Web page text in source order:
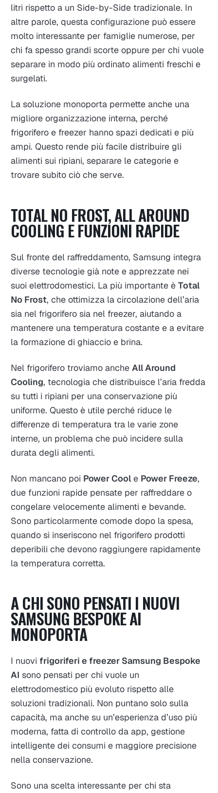
litri rispetto a un Side-by-Side tradizionale. In
altre parole, questa configurazione può essere
molto interessante per famiglie numerose, per
chi fa spesso grandi scorte oppure per chi vuole
separare in modo più ordinato alimenti freschi e
surgelati.
La soluzione monoporta permette anche una
migliore organizzazione interna, perché
frigorifero e freezer hanno spazi dedicati e più
ampi. Questo rende più facile distribuire gli
alimenti sui ripiani, separare le categorie e
trovare subito ciò che serve.
TOTAL NO FROST, ALL AROUND
COOLING E FUNZIONI RAPIDE
Sul fronte del raffreddamento, Samsung integra
diverse tecnologie già note e apprezzate nei
suoi elettrodomestici. La più importante èTotal
No Frost, che ottimizza la circolazione dell’aria
sia nel frigorifero sia nel freezer, aiutando a
mantenere una temperatura costante e a evitare
la formazione di ghiaccio e brina.
Nel frigorifero troviamo ancheAll Around
Cooling, tecnologia che distribuisce l’aria fredda
su tutti i ripiani per una conservazione più
uniforme. Questo è utile perché riduce le
differenze di temperatura tra le varie zone
interne, un problema che può incidere sulla
durata degli alimenti.
Non mancano poi Power Cool e Power Freeze,
due funzioni rapide pensate per raffreddare o
congelare velocemente alimenti e bevande.
Sono particolarmente comode dopo la spesa,
quando si inseriscono nel frigorifero prodotti
deperibili che devono raggiungere rapidamente
la temperatura corretta.
A CHI SONO PENSATI I NUOVI
SAMSUNG BESPOKE AI
MONOPORTA
I nuovi frigoriferi e freezer Samsung Bespoke
AI sono pensati per chi vuole un
elettrodomestico più evoluto rispetto alle
soluzioni tradizionali. Non puntano solo sulla
capacità, ma anche su un’esperienza d’uso più
moderna, fatta di controllo da app, gestione
intelligente dei consumi e maggiore precisione
nella conservazione.
Sono una scelta interessante per chi sta